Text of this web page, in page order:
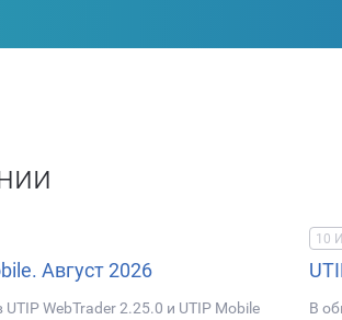
Август 2026
WebTrader 2.25.0 и UTIP Mobile
10
В